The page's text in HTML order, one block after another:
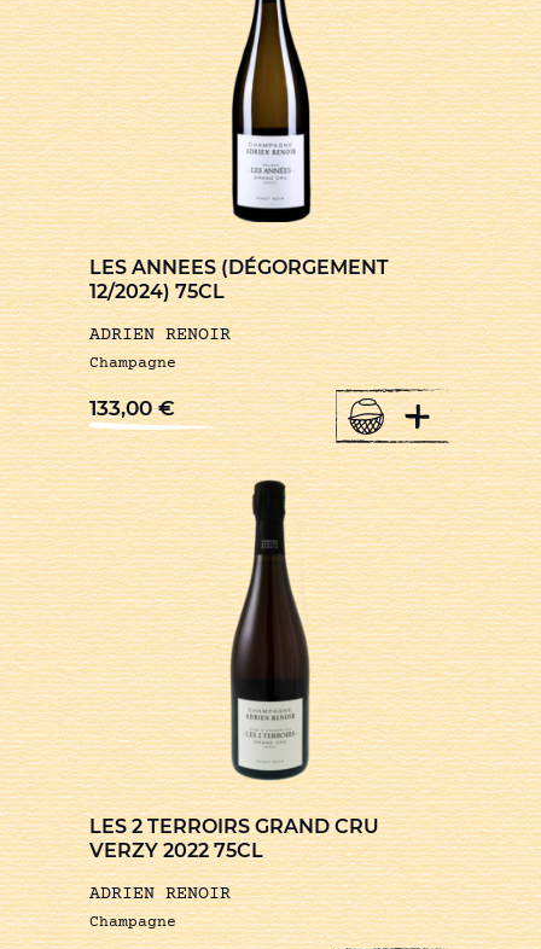
LES ANNEES (DÉGORGEMENT
12/2024) 75CL
ADRIEN RENOIR
Champagne
133,00€ +
LES 2 TERROIRS GRAND CRU
VERZY 2022 75CL
ADRIEN RENOIR
Champagne